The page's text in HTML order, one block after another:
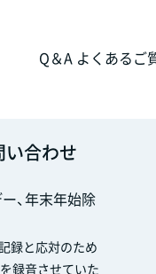
Q＆A よくあるご
合わせ
、年末年始除
録と応対のため
録音させていた